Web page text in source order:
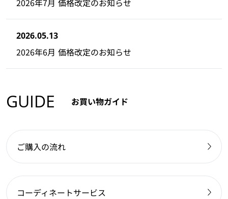
2026年7月 価格改定のお知らせ
2026.05.13
2026年6月 価格改定のお知らせ
GUIDE お買い物ガイド
ご購入の流れ
コーディネートサービス